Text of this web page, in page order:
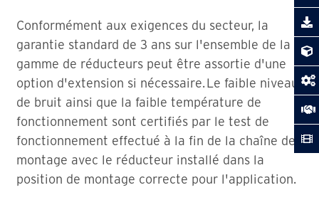
Conformément aux exigences du secteur, la
garantie standard de 3 ans sur l'ensemble de la
gamme de réducteurs peut être assortie d'une
option d'extension si nécessaire. Le faible niveau
de bruit ainsi que la faible température de
fonctionnement sont certifiés par le test de
fonctionnement effectué à la fin de la chaîne de
montage avec le réducteur installé dans la
position de montage correcte pour l'application.